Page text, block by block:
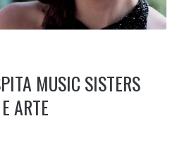
MUSIC SISTERS
ARTE